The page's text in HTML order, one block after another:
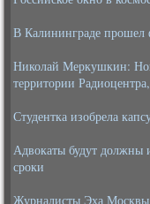
В Калининграде прошел
Николай Меркушкин:
территории
Студентка изобрела
Адвокаты будут должны
сроки
Журналисты Эха